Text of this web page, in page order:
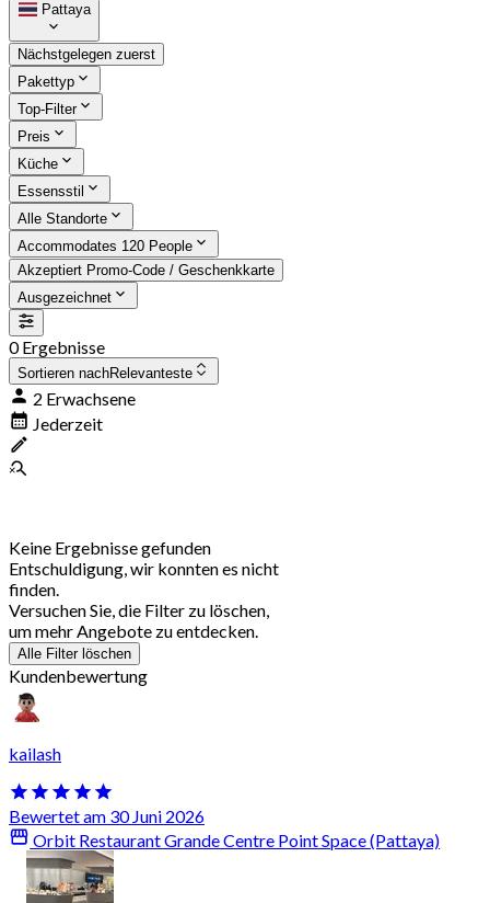
Pattaya
Nächstgelegen zuerst
Pakettyp
Top-Filter
Preis
Küche
Essensstil
Alle Standorte
Accommodates 120 People
Akzeptiert Promo-Code / Geschenkkarte
Ausgezeichnet
0 Ergebnisse
Sortieren nachRelevanteste
2 Erwachsene
Jederzeit
Keine Ergebnisse gefunden
Entschuldigung, wir konnten es nicht
finden.
Versuchen Sie, die Filter zu löschen,
um mehr Angebote zu entdecken.
Alle Filter löschen
Kundenbewertung
kailash
Bewertet am 30 Juni 2026
Orbit Restaurant Grande Centre Point Space (Pattaya)